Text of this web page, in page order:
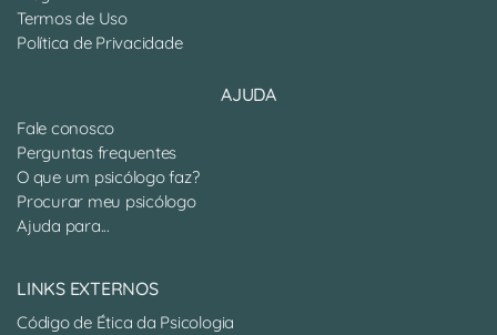
Termos de Uso
Política de Privacidade
AJUDA
Fale conosco
Perguntas frequentes
O que um psicólogo faz?
Procurar meu psicólogo
Ajuda para...
LINKS EXTERNOS
Código de Ética da Psicologia